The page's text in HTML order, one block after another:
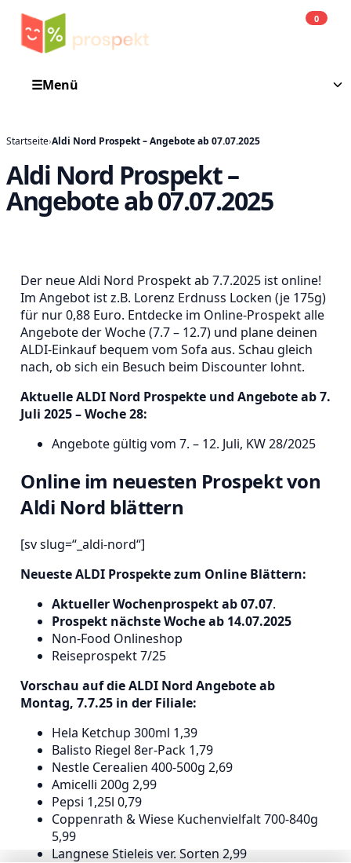
0
☰Menü
Startseite›Aldi Nord Prospekt – Angebote ab 07.07.2025
Aldi Nord Prospekt –
Angebote ab 07.07.2025
Der neue Aldi Nord Prospekt ab 7.7.2025 ist online!
Im Angebot ist z.B. Lorenz Erdnuss Locken (je 175g)
für nur 0,88 Euro. Entdecke im Online-Prospekt alle
Angebote der Woche (7.7 – 12.7) und plane deinen
ALDI-Einkauf bequem vom Sofa aus. Schau gleich
nach, ob sich ein Besuch beim Discounter lohnt.
Aktuelle ALDI Nord Prospekte und Angebote ab 7.
Juli 2025 – Woche 28:
Angebote gültig vom 7. – 12. Juli, KW 28/2025
Online im neuesten Prospekt von
Aldi Nord blättern
[sv slug=“_aldi-nord“]
Neueste ALDI Prospekte zum Online Blättern:
Aktueller Wochenprospekt ab 07.07.
Prospekt nächste Woche ab 14.07.2025
Non-Food Onlineshop
Reiseprospekt 7/25
Vorschau auf die ALDI Nord Angebote ab
Montag, 7.7.25 in der Filiale:
Hela Ketchup 300ml 1,39
Balisto Riegel 8er-Pack 1,79
Nestle Cerealien 400-500g 2,69
Amicelli 200g 2,99
Pepsi 1,25l 0,79
Coppenrath & Wiese Kuchenvielfalt 700-840g
5,99
Langnese Stieleis ver. Sorten 2,99